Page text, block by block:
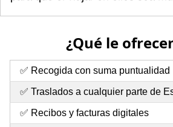
¿Qué le
✅ Recogida con suma puntualidad
✅ Traslados a cualquier parte de
✅ Recibos y facturas digitales